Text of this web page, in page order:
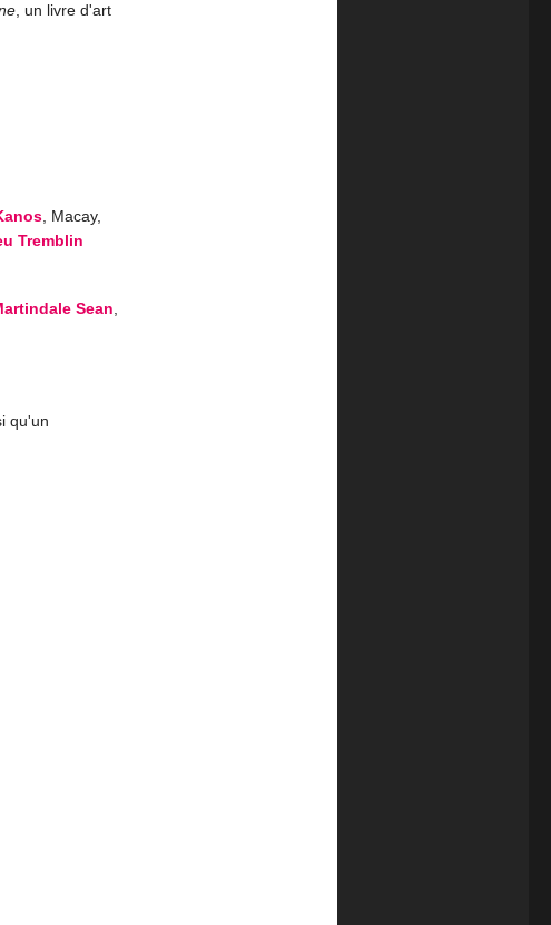
, un livre d'art
, Macay,
Tremblin
Sean,
qu'un